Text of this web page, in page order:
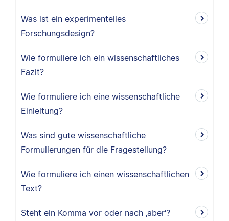
Was ist ein experimentelles
Forschungsdesign?
Wie formuliere ich ein wissenschaftliches
Fazit?
Wie formuliere ich eine wissenschaftliche
Einleitung?
Was sind gute wissenschaftliche
Formulierungen für die Fragestellung?
Wie formuliere ich einen wissenschaftlichen
Text?
Steht ein Komma vor oder nach ‚aber‘?